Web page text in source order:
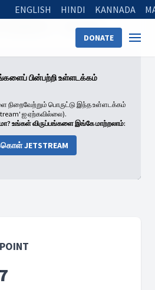
ENGLISH HINDI KANNADA
DONATE
Season 02
பின்பற்றி உள்ளடக்கம்
நிறைவேற்றும் பொருட்டு இந்த உள்ளடக்கம்
ஐ ஏற்கவில்லை).
உங்கள் விருப்பங்களை இங்கே மாற்றலாம்:
JETSTREAM